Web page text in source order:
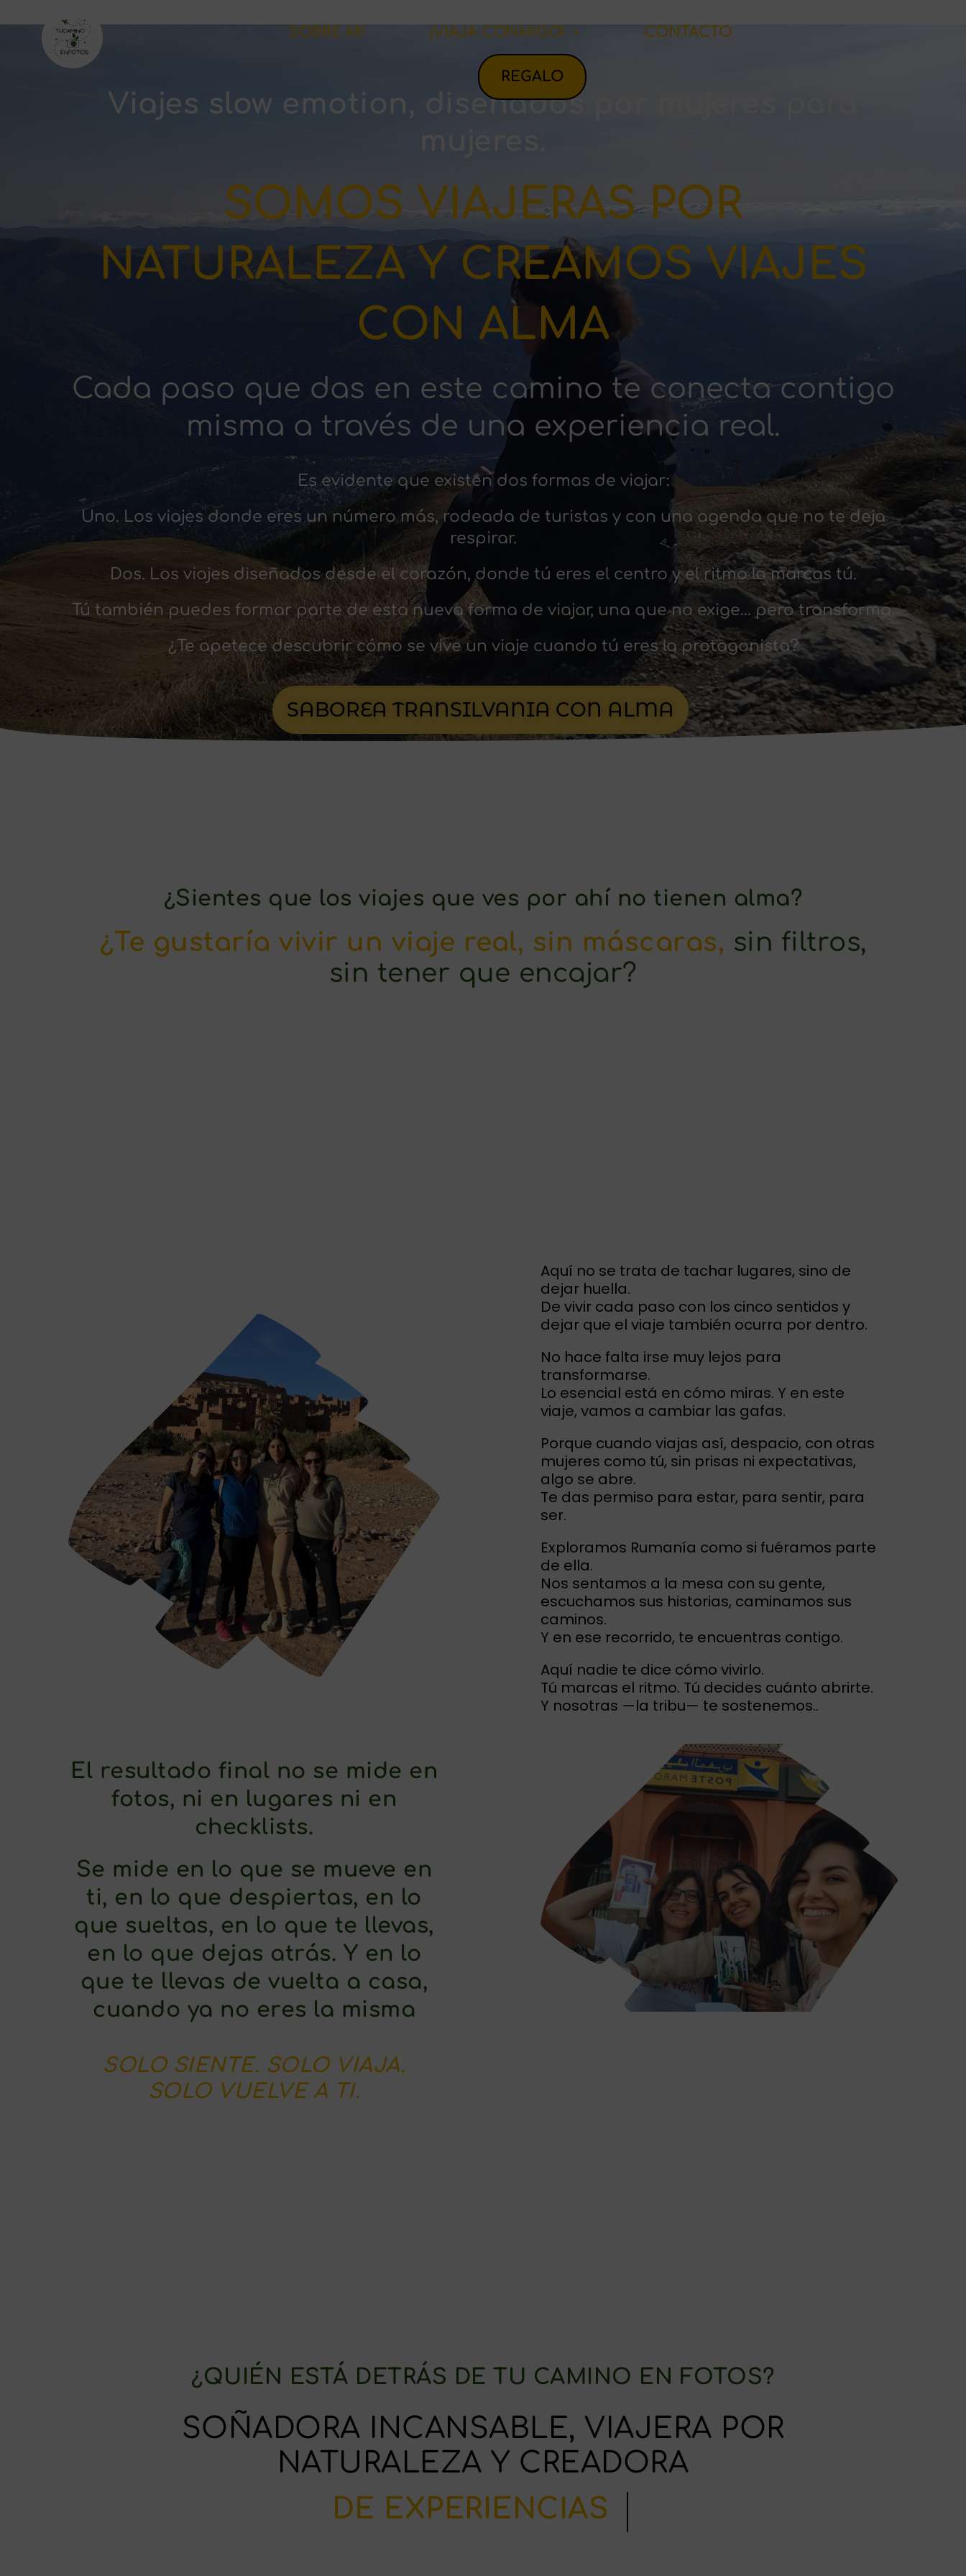
SOBRE MI ¡VIAJA CONMIGO! CONTACTO
REGALO
Viajes slow emotion, diseñados por mujeres para
SOMOS VIAJERAS POR
NATURALEZA Y CREAMOS VIAJES
CON ALMA
Cada paso que das en este camino te conecta contigo
misma a través de una experiencia real.
Es evidente que existen dos formas de viajar:
Uno. Los viajes donde eres un número más, rodeada de turistas y con una agenda que no te deja
respirar.
Dos. Los viajes diseñados desde el corazón, donde tú eres el centro y el ritmo lo marcas tú.
Tú también puedes formar parte de esta nueva forma de viajar, una que no exige… pero transforma.
¿Te apetece descubrir cómo se vive un viaje cuando tú eres la protagonista?
SABOREA TRANSILVANIA CON ALMA
¿Sientes que los viajes que ves por ahí no tienen alma?
¿Te gustaría vivir un viaje real, sin máscaras, sin filtros,
sin tener que encajar?
El resultado final no se mide en
fotos, ni en lugares ni en
checklists.
Se mide en lo que se mueve en
ti, en lo que despiertas, en lo
que sueltas, en lo que te llevas,
en lo que dejas atrás. Y en lo
que te llevas de vuelta a casa,
cuando ya no eres la misma
SOLO SIENTE. SOLO VIAJA.
SOLO VUELVE A TI.
Aquí no se trata de tachar lugares, sino de
dejar huella.
De vivir cada paso con los cinco sentidos y
dejar que el viaje también ocurra por dentro.
No hace falta irse muy lejos para
transformarse.
Lo esencial está en cómo miras. Y en este
viaje, vamos a cambiar las gafas.
Porque cuando viajas así, despacio, con otras
mujeres como tú, sin prisas ni expectativas,
algo se abre.
Te das permiso para estar, para sentir, para
ser.
Exploramos Rumanía como si fuéramos parte
de ella.
Nos sentamos a la mesa con su gente,
escuchamos sus historias, caminamos sus
caminos.
Y en ese recorrido, te encuentras contigo.
Aquí nadie te dice cómo vivirlo.
Tú marcas el ritmo. Tú decides cuánto abrirte.
Y nosotras —la tribu— te sostenemos..
¿QUIÉN ESTÁ DETRÁS DE TU CAMINO EN FOTOS?
SOÑADORA INCANSABLE, VIAJERA POR
NATURALEZA Y CREADORA
CON ALMA